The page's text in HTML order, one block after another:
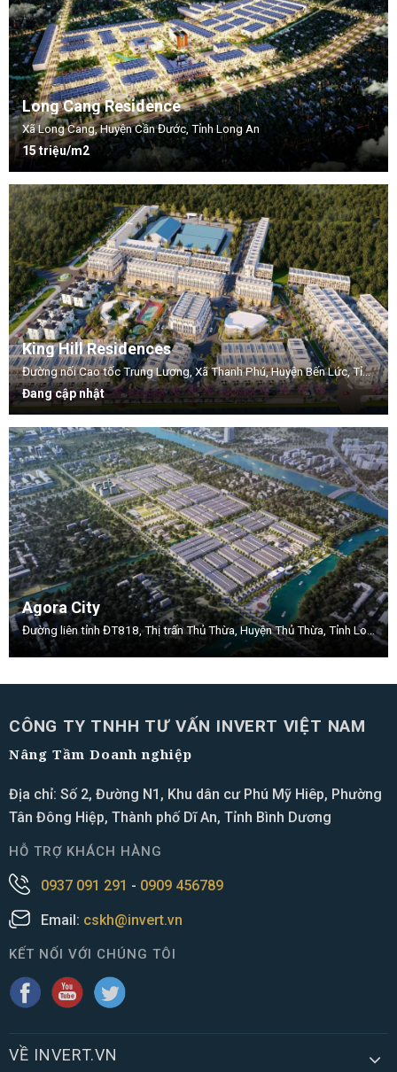
Long Cang Residence
Xã Long Cang, Huyện Cần Đước, Tỉnh Long An
15 triệu/m2
King Hill Residences
Đường nối Cao tốc Trung Lương, Xã Thanh Phú, Huyện Bến Lức, Tỉnh Long An
Đang cập nhật
Agora City
Đường liên tỉnh ĐT818, Thị trấn Thủ Thừa, Huyện Thủ Thừa, Tỉnh Long An
CÔNG TY TNHH TƯ VẤN INVERT VIỆT NAM
Nâng Tầm Doanh nghiệp
Địa chỉ: Số 2, Đường N1, Khu dân cư Phú Mỹ Hiêp, Phường
Tân Đông Hiệp, Thành phố Dĩ An, Tỉnh Bình Dương
HỖ TRỢ KHÁCH HÀNG
0937 091 291 - 0909 456789
Email: cskh@invert.vn
KẾT NỐI VỚI CHÚNG TÔI
VỀ INVERT.VN